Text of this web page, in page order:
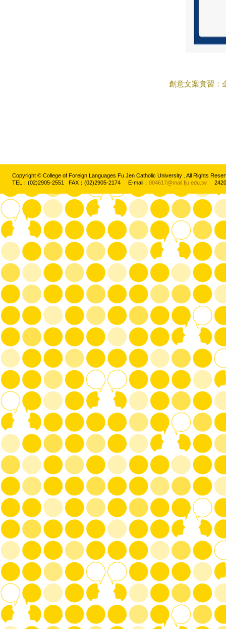
創意文案實習：
Copyright © College of Foreign Languages Fu Jen Catholic University . All Rights
TEL：(02)2905-2551 FAX：(02)2905-2174 E-mail： 004617@mail.fju.edu.tw